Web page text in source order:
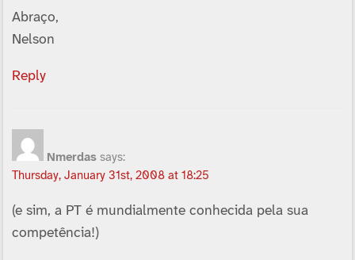
Abraço,
Nelson
Reply
Nmerdas says:
Thursday, January 31st, 2008 at 18:25
(e sim, a PT é mundialmente conhecida pela sua
competência!)